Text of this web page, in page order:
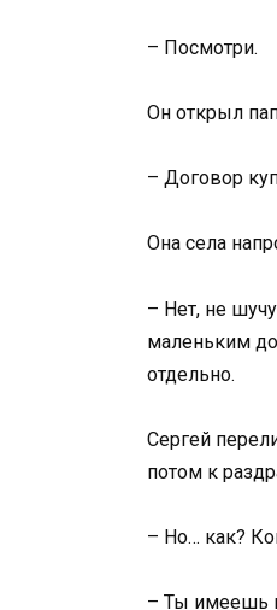
– Посмотри.
Он открыл
– Договор
Она села
– Нет, не
маленьким
отдельно.
Сергей
потом к
– Но… как?
– Ты имеешь в